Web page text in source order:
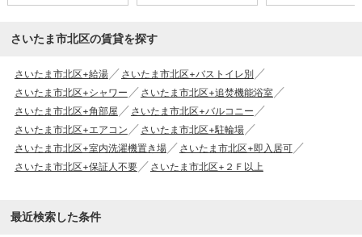
さいたま市北区の賃貸を探す
さいたま市北区+給湯
さいたま市北区+バストイレ別
さいたま市北区+シャワー
さいたま市北区+追焚機能浴室
さいたま市北区+角部屋
さいたま市北区+バルコニー
さいたま市北区+エアコン
さいたま市北区+駐輪場
さいたま市北区+室内洗濯機置き場
さいたま市北区+即入居可
さいたま市北区+保証人不要
さいたま市北区+２Ｆ以上
最近検索した条件